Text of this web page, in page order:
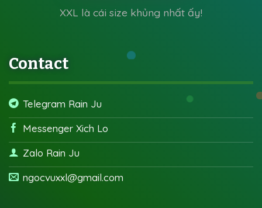
XXL là cái size khủng nhất ấy!
Contact
Telegram Rain Ju
Messenger Xich Lo
Zalo Rain Ju
ngocvuxxl@gmail.com